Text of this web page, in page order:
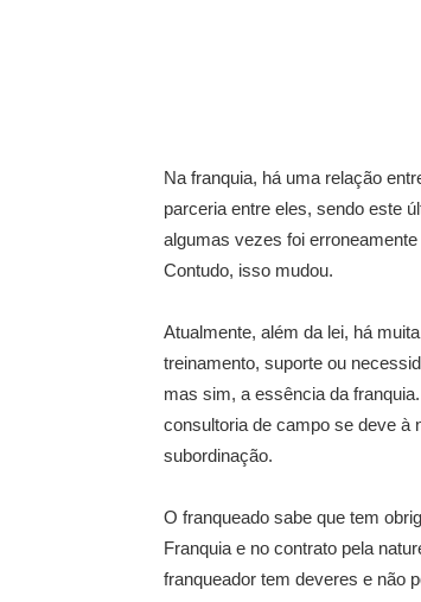
Na franquia, há uma relação
parceria entre eles, sendo este
algumas vezes foi
Contudo, isso mudou.
Atualmente, além da lei, há
treinamento, suporte ou
mas sim, a essência da
consultoria de campo se deve à
subordinação.
O franqueado sabe que tem
Franquia e no contrato pela
franqueador tem deveres e não